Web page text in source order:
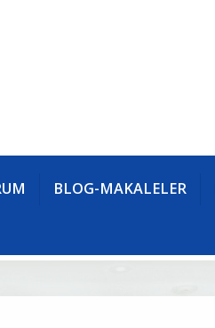
BLOG-MAKALELER